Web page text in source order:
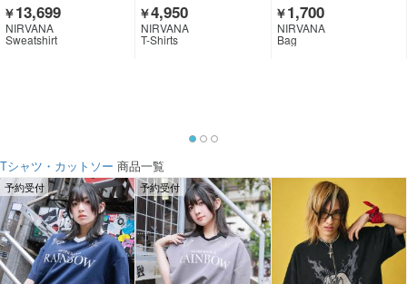
￥13,699
NIRVANA
Sweatshirt
￥4,950
NIRVANA
T-Shirts
￥1,700
NIRVANA
Bag
Tシャツ・カットソー 商品一覧
予約受付 予約受付